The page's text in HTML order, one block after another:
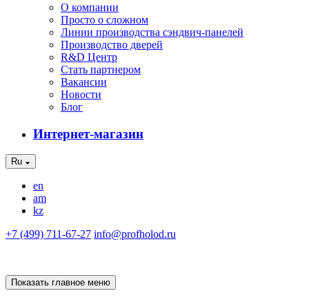
О компании
Просто о сложном
Линии производства сэндвич-панелей
Производство дверей
R&D Центр
Стать партнером
Вакансии
Новости
Блог
Интернет-магазин
Ru
en
am
kz
+7 (499) 711-67-27 info@profholod.ru
Показать главное меню